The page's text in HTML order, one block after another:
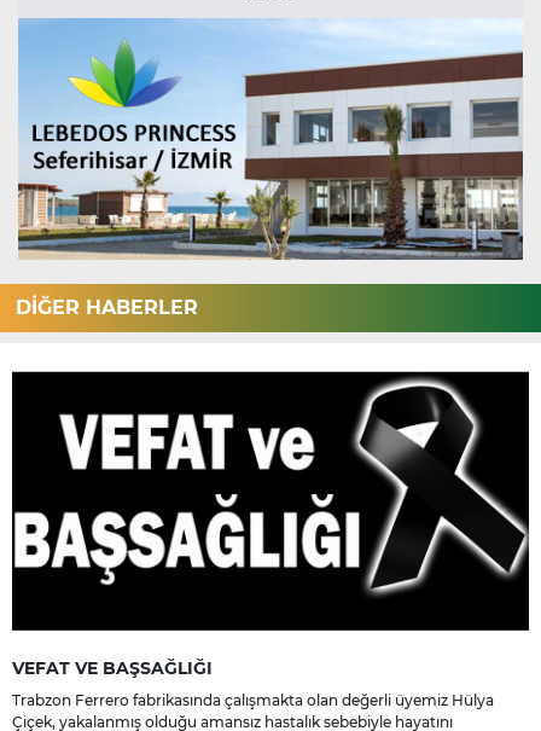
DİĞER HABERLER
VEFAT VE BAŞSAĞLIĞI
Trabzon Ferrero fabrikasında çalışmakta olan değerli üyemiz Hülya
Çiçek, yakalanmış olduğu amansız hastalık sebebiyle hayatını